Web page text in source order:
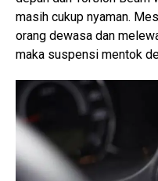
masih cukup nyaman.
orang dewasa dan
maka suspensi mentok